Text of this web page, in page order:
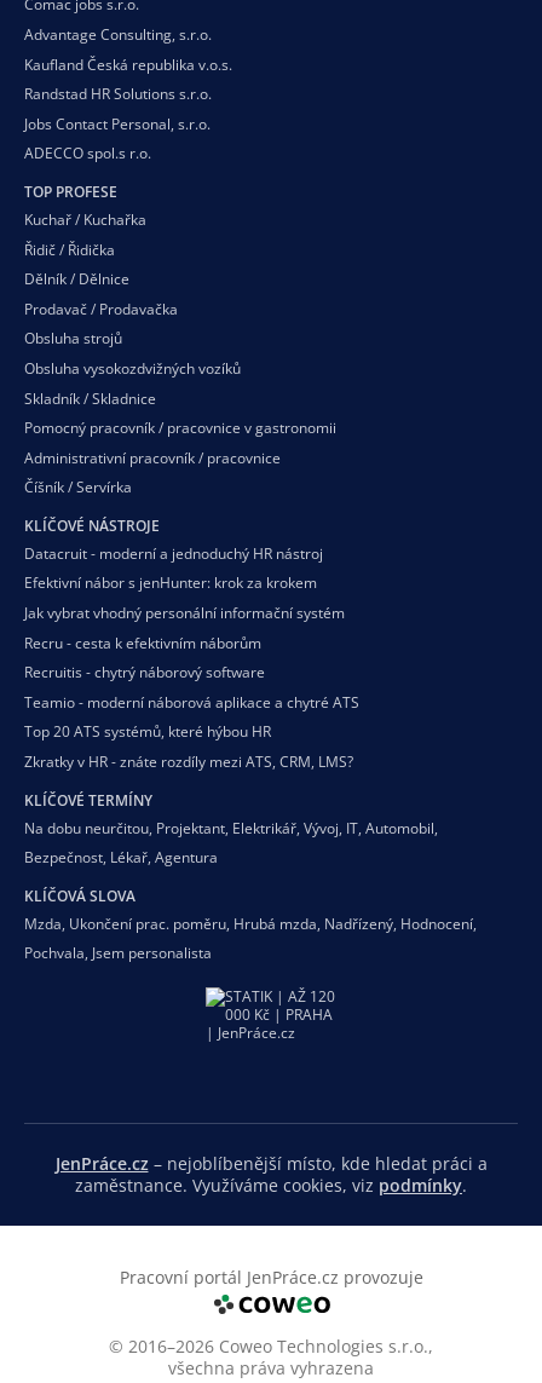
Comac jobs s.r.o.
Advantage Consulting, s.r.o.
Kaufland Česká republika v.o.s.
Randstad HR Solutions s.r.o.
Jobs Contact Personal, s.r.o.
ADECCO spol.s r.o.
TOP PROFESE
Kuchař / Kuchařka
Řidič / Řidička
Dělník / Dělnice
Prodavač / Prodavačka
Obsluha strojů
Obsluha vysokozdvižných vozíků
Skladník / Skladnice
Pomocný pracovník / pracovnice v gastronomii
Administrativní pracovník / pracovnice
Číšník / Servírka
KLÍČOVÉ NÁSTROJE
Datacruit - moderní a jednoduchý HR nástroj
Efektivní nábor s jenHunter: krok za krokem
Jak vybrat vhodný personální informační systém
Recru - cesta k efektivním náborům
Recruitis - chytrý náborový software
Teamio - moderní náborová aplikace a chytré ATS
Top 20 ATS systémů, které hýbou HR
Zkratky v HR - znáte rozdíly mezi ATS, CRM, LMS?
KLÍČOVÉ TERMÍNY
Na dobu neurčitou, Projektant, Elektrikář, Vývoj, IT, Automobil,
Bezpečnost, Lékař, Agentura
KLÍČOVÁ SLOVA
Mzda, Ukončení prac. poměru, Hrubá mzda, Nadřízený, Hodnocení,
Pochvala, Jsem personalista
JenPráce.cz– nejoblíbenější místo, kde hledat práci a
zaměstnance. Využíváme cookies, viz podmínky.
Pracovní portál JenPráce.cz provozuje
© 2016–2026 Coweo Technologies s.r.o.,
všechna práva vyhrazena